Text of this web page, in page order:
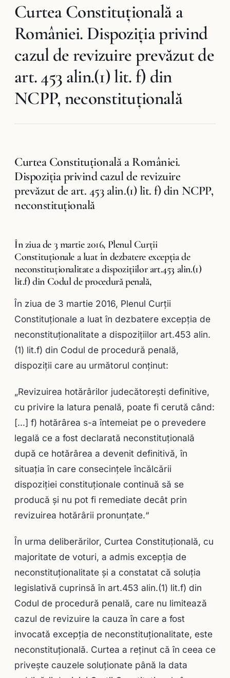
Curtea Constituţională a
României. Dispoziția privind
cazul de revizuire prevăzut de
art. 453 alin.(1) lit. f) din
NCPP, neconstituţională
Curtea Constituţională a României.
Dispoziția privind cazul de revizuire
prevăzut de art. 453 alin.(1) lit. f) din NCPP,
neconstituţională
În ziua de 3 martie 2016, Plenul Curții
Constituționale a luat în dezbatere excepţia de
neconstituționalitate a dispozițiilor art.453 alin.(1)
lit.f) din Codul de procedură penală,
În ziua de 3 martie 2016, Plenul Curții
Constituționale a luat în dezbatere excepţia de
neconstituționalitate a dispozițiilor art.453 alin.
(1) lit.f) din Codul de procedură penală,
dispoziţii care au următorul conținut:
„Revizuirea hotărârilor judecătoreşti definitive,
cu privire la latura penală, poate fi cerută când:
[…] f) hotărârea s-a întemeiat pe o prevedere
legală ce a fost declarată neconstituţională
după ce hotărârea a devenit definitivă, în
situaţia în care consecinţele încălcării
dispoziţiei constituţionale continuă să se
producă şi nu pot fi remediate decât prin
revizuirea hotărârii pronunţate.“
În urma deliberărilor, Curtea Constituțională, cu
majoritate de voturi, a admis excepţia de
neconstituţionalitate şi a constatat că soluția
legislativă cuprinsă în art.453 alin.(1) lit.f) din
Codul de procedură penală, care nu limitează
cazul de revizuire la cauza în care a fost
invocată excepția de neconstituționalitate, este
neconstituțională. Curtea a reținut că în ceea ce
privește cauzele soluționate până la data